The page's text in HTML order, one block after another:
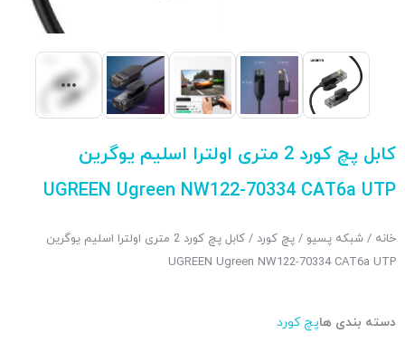
کابل پچ کورد 2 متری اولترا اسلیم یوگرین
UGREEN Ugreen NW122-70334 CAT6a UTP
خانه / شبکه پسیو / پچ کورد
/ کابل پچ کورد 2 متری اولترا اسلیم یوگرین
UGREEN Ugreen NW122-70334 CAT6a UTP
دسته بندی هاپچ کورد